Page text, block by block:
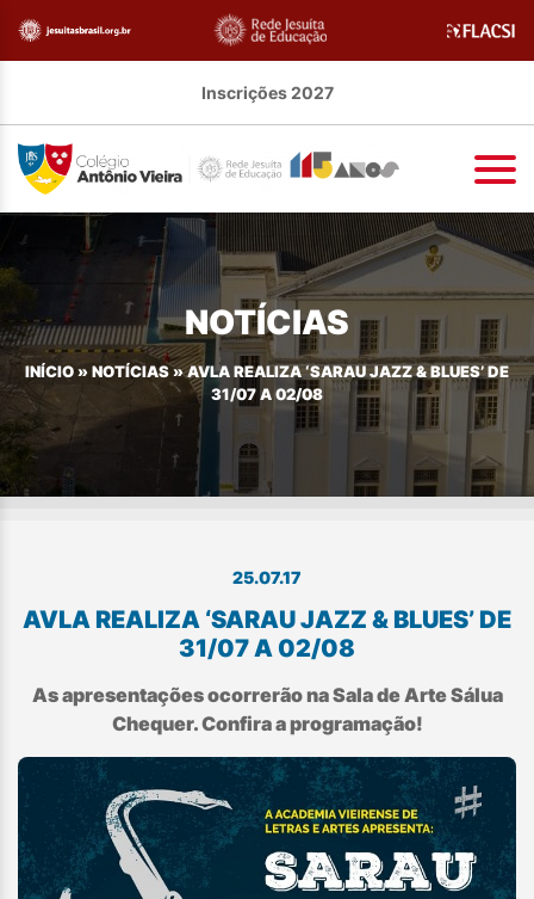
Inscrições 2027
NOTÍCIAS
INÍCIO » NOTÍCIAS»AVLA REALIZA ‘SARAU JAZZ & BLUES’ DE
31/07 A 02/08
25.07.17
AVLA REALIZA ‘SARAU JAZZ & BLUES’ DE
31/07 A 02/08
As apresentações ocorrerão na Sala de Arte Sálua
Chequer. Confira a programação!